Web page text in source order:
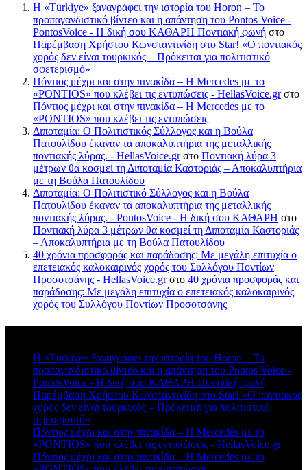
Η «Türkiye» ξαναγράφει την ιστορία του Horon – Το
προπαγανδιστικό βίντεο και η απάντηση του Pontos Voice -
PontosVoice - H δική σου ΚΑΘΑΡΗ Ποντιακή φωνή στο
Παρέμβαση Χρήστου Κωνσταντινίδη στο Star! «Ο ποντιακός
χορός δεν είναι τουρκικός – Πρόκειται για πολιτιστικό
σφετερισμό»
Πόντιος μέχρι και στην πινακίδα – Η Mercedes με το
«PONTIOS» που κλέβει τις εντυπώσεις - HellasVoice.grστο
Πόντιος μέχρι και στην πινακίδα – Η Mercedes με το
«PONTIOS» που κλέβει τις εντυπώσεις
Διποταμία: Ο Πολιτιστικός Σύλλογος και η Βούλα
Πατουλίδου έκαναν τα αποκαλυπτήρια της μεταλλικής
ποντιακής λύρας. - HellasVoice.grστο Ποντιακή λύρα 3
μέτρων θα κοσμεί τη Διποταμία Καστοριάς – Αποκαλυπτήρια
με τη Βούλα Πατουλίδου
Διποταμία: Ο Πολιτιστικό Σύλλογος και η Βούλα
Πατουλίδου έκαναν τα αποκαλυπτήρια της μεταλλικής
ποντιακής λύρας. - PontosVoice - H δική σου ΚΑΘΑΡΗ στο
Ποντιακή λύρα 3 μέτρων θα κοσμεί τη Διποταμία Καστοριάς
– Αποκαλυπτήρια με τη Βούλα Πατουλίδου
40 χρόνια προσφοράς και παράδοσης: Με μεγάλη επιτυχία ο
επετειακός καλοκαιρινός χορός του Συλλόγου Ποντίων
Προσοτσάνης - HellasVoice.grστο 40 χρόνια προσφοράς και
παράδοσης: Με μεγάλη επιτυχία ο επετειακός καλοκαιρινός
χορός του Συλλόγου Ποντίων Προσοτσάνης
Η «Türkiye» ξαναγράφει την ιστορία του Horon – Το
προπαγανδιστικό βίντεο και η απάντηση του Pontos Voice -
PontosVoice - H δική σου ΚΑΘΑΡΗ Ποντιακή φωνή
Παρέμβαση Χρήστου Κωνσταντινίδη στο Star! «Ο ποντιακός
χορός δεν είναι τουρκικός – Πρόκειται για πολιτιστικό
σφετερισμό»
Πόντιος μέχρι και στην πινακίδα – Η Mercedes με το
«PONTIOS» που κλέβει τις εντυπώσεις - HellasVoice.grστο
Πόντιος μέχρι και στην πινακίδα – Η Mercedes με το